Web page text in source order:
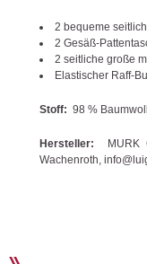
2 bequeme
2 Gesäß-
2 seitliche große
Elastischer Raff-
Stoff: 98 %
Hersteller: MURK
Wachenroth,